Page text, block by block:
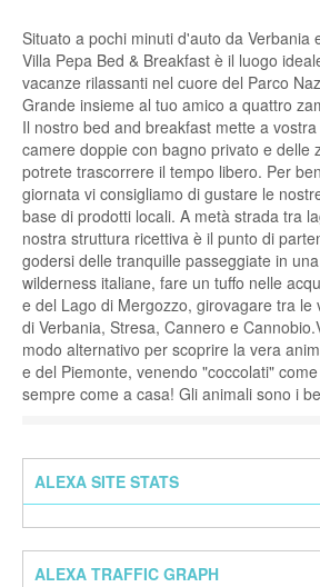
Situato a pochi minuti d'auto da Verbania
Villa Pepa Bed & Breakfast è il luogo
vacanze rilassanti nel cuore del Parco
Grande insieme al tuo amico a quattro
Il nostro bed and breakfast mette a
camere doppie con bagno privato e delle
potrete trascorrere il tempo libero. Per
giornata vi consigliamo di gustare le
base di prodotti locali. A metà strada tra
nostra struttura ricettiva è il punto di
godersi delle tranquille passeggiate in
wilderness italiane, fare un tuffo nelle
e del Lago di Mergozzo, girovagare tra le
di Verbania, Stresa, Cannero e
modo alternativo per scoprire la vera
e del Piemonte, venendo "coccolati"
sempre come a casa! Gli animali sono i
ALEXA SITE STATS
ALEXA TRAFFIC GRAPH